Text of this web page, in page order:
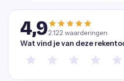
4,92.122 waarderingen
Wat vind je van deze